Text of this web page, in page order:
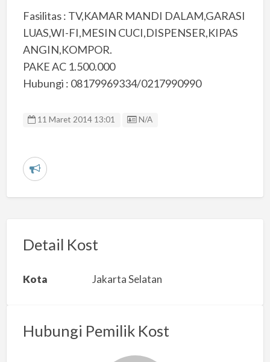
Fasilitas : TV,KAMAR MANDI DALAM,GARASI
LUAS,WI-FI,MESIN CUCI,DISPENSER,KIPAS
ANGIN,KOMPOR.
PAKE AC 1.500.000
Hubungi : 08179969334/0217990990
11 Maret 2014 13:01 Listing ID
N/A
L
r
a
s
Detail Kost
Kota Jakarta Selatan
Hubungi Pemilik Kost